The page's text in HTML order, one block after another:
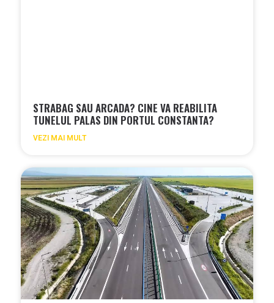
STRABAG SAU ARCADA? CINE VA REABILITA
TUNELUL PALAS DIN PORTUL CONSTANTA?
VEZI MAI MULT